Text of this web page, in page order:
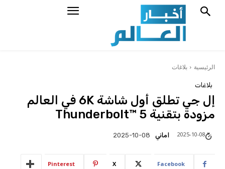
الرئيسية بلاغات
بلاغات
إل جي تطلق أول شاشة 6K في العالم
مزودة بتقنية Thunderbolt™ 5
اماني 2025-10-08 2025-10-08
Facebook
X
Pinterest